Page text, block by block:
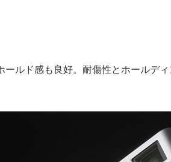
ールド感も良好。耐傷性とホールデ